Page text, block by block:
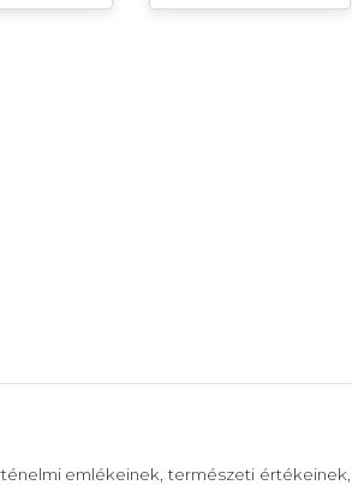
emlékeinek, természeti értékeinek,